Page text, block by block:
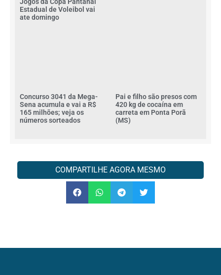
Jogos da Copa Pantanal
Estadual de Voleibol vai
ate domingo
Concurso 3041 da Mega-
Sena acumula e vai a R$
165 milhões; veja os
números sorteados
Pai e filho são presos com
420 kg de cocaína em
carreta em Ponta Porã
(MS)
COMPARTILHE AGORA MESMO